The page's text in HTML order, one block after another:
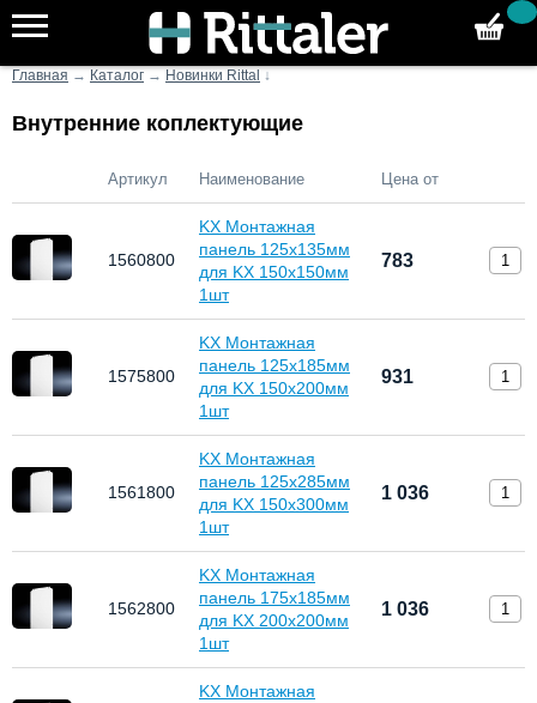
Главная → Каталог → Новинки Rittal ↓
Внутренние коплектующие
Артикул Наименование Цена от
1560800
KX Монтажная
панель 125х135мм
для KX 150x150мм
1шт
783
1575800
KX Монтажная
панель 125х185мм
для KX 150х200мм
1шт
931
1561800
KX Монтажная
панель 125х285мм
для KX 150х300мм
1шт
1 036
1562800
KX Монтажная
панель 175х185мм
для KX 200х200мм
1шт
1 036
KX Монтажная